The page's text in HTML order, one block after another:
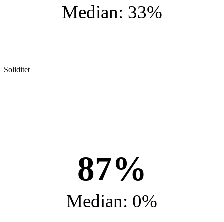
Median: 33%
Soliditet
87%
Median: 0%